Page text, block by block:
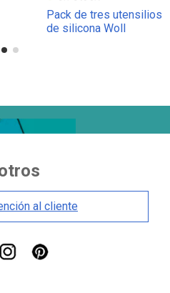
Pack de tres utensilios
de silicona Woll
al cliente